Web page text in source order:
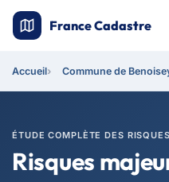
France Cadastre
Accueil Commune de
ÉTUDE COMPLÈTE DES
Risques